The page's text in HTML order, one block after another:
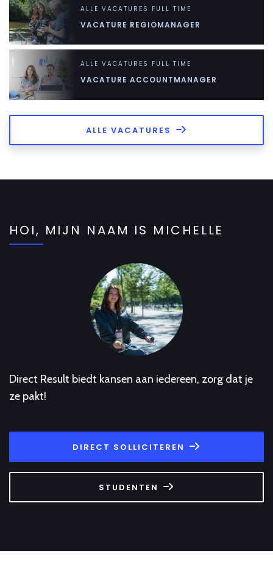
ALLE VACATURES FULL TIME
VACATURE REGIOMANAGER
ALLE VACATURES FULL TIME
VACATURE ACCOUNTMANAGER
ALLE VACATURES
HOI, MIJN NAAM IS MICHELLE
Direct Result biedt kansen aan iedereen, zorg dat je
ze pakt!
DIRECT SOLLICITEREN
STUDENTEN